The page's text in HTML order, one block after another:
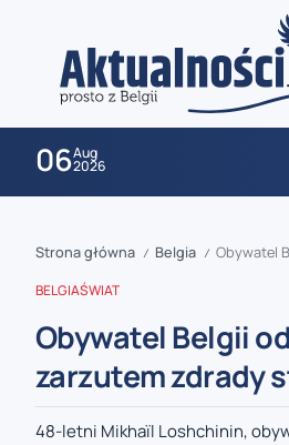
06Aug
2026
Strona główna / Belgia / Obywatel
BELGIAŚWIAT
Obywatel Belgii
zarzutem zdrady
48-letni Mikhaïl Loshchinin,